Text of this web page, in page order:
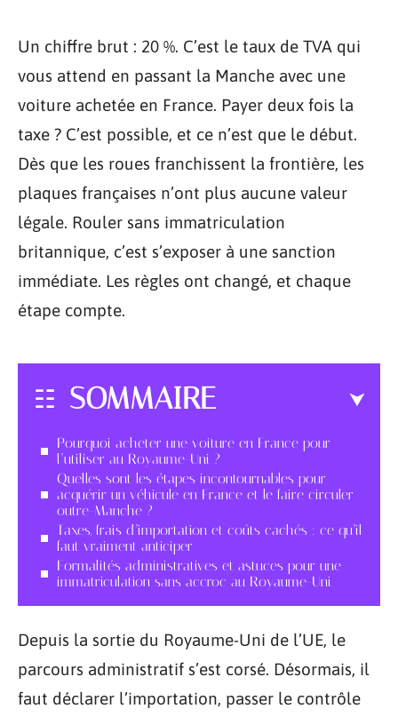
Un chiffre brut : 20 %. C’est le taux de TVA qui
vous attend en passant la Manche avec une
voiture achetée en France. Payer deux fois la
taxe ? C’est possible, et ce n’est que le début.
Dès que les roues franchissent la frontière, les
plaques françaises n’ont plus aucune valeur
légale. Rouler sans immatriculation
britannique, c’est s’exposer à une sanction
immédiate. Les règles ont changé, et chaque
étape compte.
SOMMAIRE
Pourquoi acheter une voiture en France pour
l’utiliser au Royaume-Uni ?
Quelles sont les étapes incontournables pour
acquérir un véhicule en France et le faire circuler
outre-Manche ?
Taxes, frais d’importation et coûts cachés : ce qu’il
faut vraiment anticiper
Formalités administratives et astuces pour une
immatriculation sans accroc au Royaume-Uni
Depuis la sortie du Royaume-Uni de l’UE, le
parcours administratif s’est corsé. Désormais, il
faut déclarer l’importation, passer le contrôle